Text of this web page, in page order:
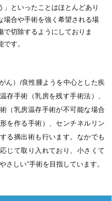
といったことはほとんどあり
場合や手術を強く希望される場
切除するようにしておりま
す。
ん）/良性腫ようを中心とした疾
存手術（乳房を残す手術法）、
（乳房温存手術が不可能な場合
を作る手術）、センチネルリン
る摘出術も行います。なかでも
じて取り入れており、小さくて
さしい”手術を目指しています。